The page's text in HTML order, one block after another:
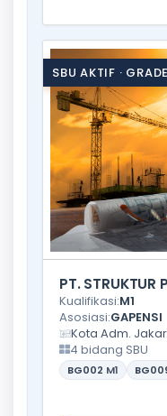
SBU AKTIF ·
PT. STRUKTUR
Kualifikasi:M1
Asosiasi:GAPENSI
Kota Adm.
4 bidang SBU
BG002 M1